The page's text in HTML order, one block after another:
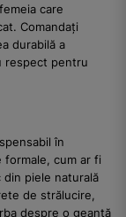
care
Comandați
durabilă a
respect pentru
în
cum ar fi
piele naturală
de strălucire,
despre o geantă